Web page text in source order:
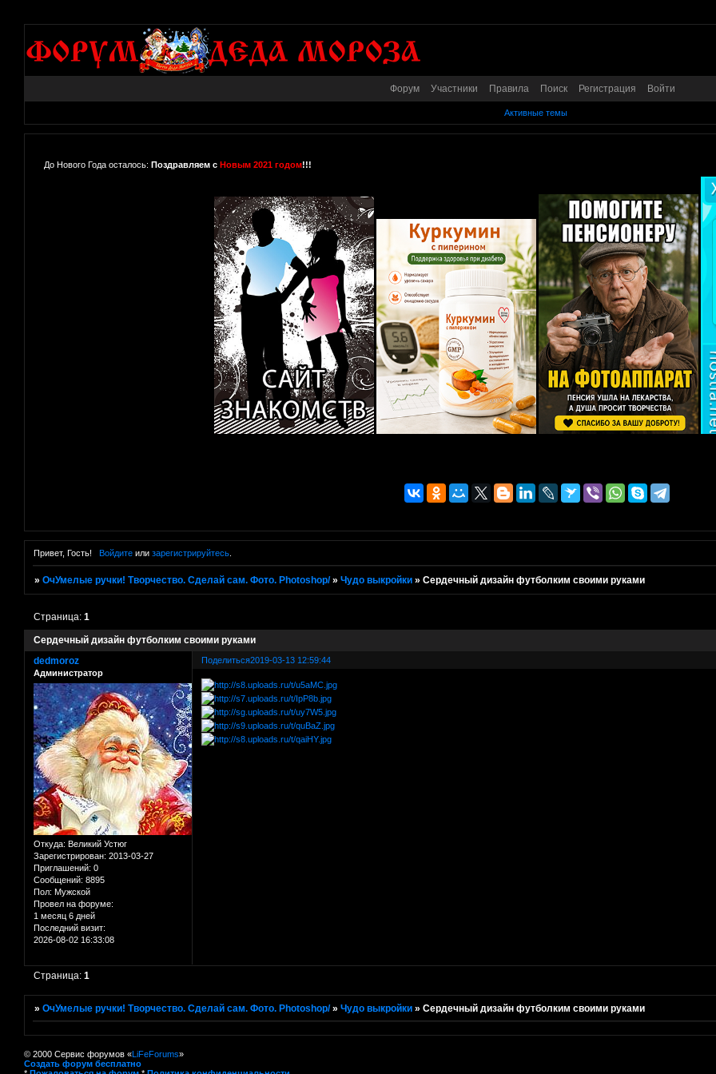
Форум Участники Правила Поиск Регистрация Войти
Активные темы
До Нового Года осталось: Поздравляем с Новым 2021 годом!!!
Привет, Гость! Войдитеили зарегистрируйтесь.
»ОчУмелые ручки! Творчество. Сделай сам. Фото. Photoshop/ »Чудо выкройки »Сердечный дизайн футболким своими руками
Сердечный дизайн футболким своими руками
Страница:1
Поделиться2019-03-13 12:59:44
dedmoroz
Администратор
Откуда: Великий Устюг
Зарегистрирован: 2013-03-27
Приглашений: 0
Сообщений: 8895
Пол: Мужской
Провел на форуме:
1 месяц 6 дней
Последний визит:
2026-08-02 16:33:08
Страница:1
»ОчУмелые ручки! Творчество. Сделай сам. Фото. Photoshop/ »Чудо выкройки »Сердечный дизайн футболким своими руками
© 2000 Сервис форумов «LiFeForums»
Создать форум бесплатно